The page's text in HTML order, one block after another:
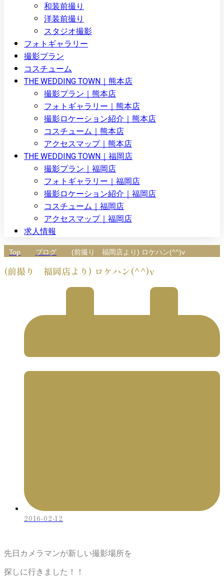
和装前撮り
洋装前撮り
スタジオ撮影
フォトギャラリー
撮影プラン
コスチューム
THE WEDDING TOWN｜熊本店
撮影プラン｜熊本店
フォトギャラリー｜熊本店
撮影ロケーション紹介｜熊本店
コスチューム｜熊本店
アクセスマップ｜熊本店
THE WEDDING TOWN｜福岡店
撮影プラン｜福岡店
フォトギャラリー｜福岡店
撮影ロケーション紹介｜福岡店
コスチューム｜福岡店
アクセスマップ｜福岡店
求人情報
Top ブログ (前撮り 福岡店より) ロケハン(^^)v
(前撮り 福岡店より) ロケハン(^^)v
2016-02-12
先日カメラマンが新しい撮影場所を
探しに行きました！！